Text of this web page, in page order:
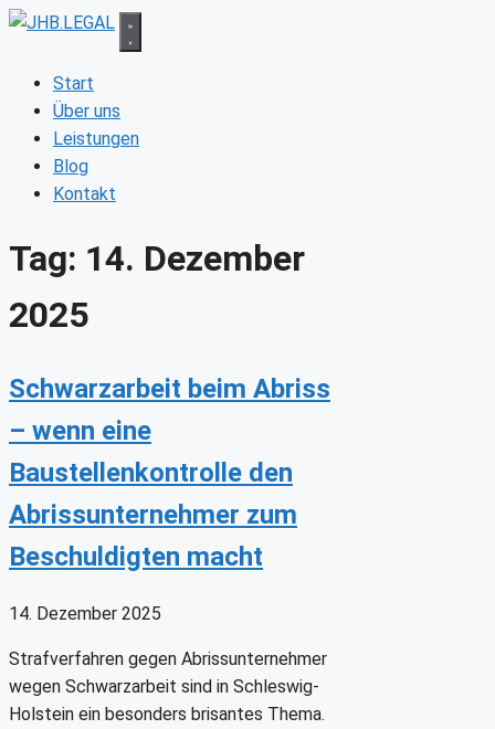
Zum
springenStart
Über uns
Leistungen
Blog
Kontakt
Tag: 14. Dezember
2025
Schwarzarbeit beim Abriss
– wenn eine
Baustellenkontrolle den
Abrissunternehmer zum
Beschuldigten macht
14. Dezember 2025
Strafverfahren gegen Abrissunternehmer
wegen Schwarzarbeit sind in Schleswig-
Holstein ein besonders brisantes Thema.